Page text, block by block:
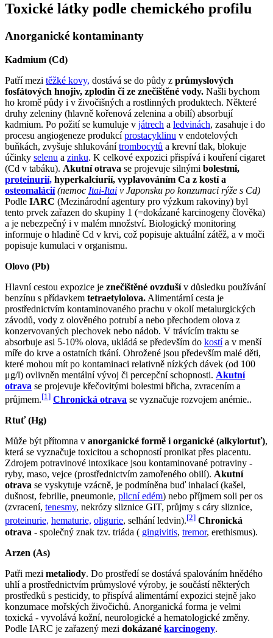
Toxické látky podle chemického profilu
Anorganické kontaminanty
Kadmium (Cd)
Patří mezi těžké kovy, dostává se do půdy z průmyslových
fosfátových hnojiv, zplodin či ze znečištěné vody. Našli bychom
ho kromě půdy i v živočišných a rostlinných produktech. Některé
druhy zeleniny (hlavně kořenová zelenina a obilí) absorbují
kadmium. Po požití se kumuluje v játrech a ledvinách, zasahuje i do
procesu angiogeneze produkcíprostacyklinu v endotelových
buňkách, zvyšuje shlukovánítrombocytů a krevní tlak, blokuje
účinky selenu a zinku. K celkové expozici přispívá i kouření cigaret
(Cd v tabáku). Akutní otrava se projevuje silnými bolestmi,
proteinurií, hyperkalciurií, vyplavováním Ca z kostí a
osteomalácií (nemoc Itai-Itai v Japonsku po konzumaci rýže s Cd)
Podle IARC (Mezinárodní agentury pro výzkum rakoviny) byl
tento prvek zařazen do skupiny 1 (=dokázané karcinogeny člověka)
a je nebezpečný i v malém množství. Biologický monitoring
informuje o hladině Cd v krvi, což popisuje aktuální zátěž, a v moči
popisuje kumulaci v organismu.
Olovo (Pb)
Hlavní cestou expozice je znečištěné ovzdušív důsledku používání
benzínu s přídavkem tetraetylolova. Alimentární cesta je
prostřednictvím kontaminovaného prachu v okolí metalurgických
závodů, vody z olověného potrubí a nebo přechodem olova z
konzervovaných plechovek nebo nádob. V trávícím traktu se
absorbuje asi 5-10% olova, ukládá se především do kostía v menší
míře do krve a ostatních tkání. Ohrožené jsou především malé děti,
které mohou mít po kontaminaci relativně nízkých dávek (od 100
μg/l) ovlivněn mentální vývoj či percepční schopnosti. Akutní
otrava se projevuje křečovitými bolestmi břicha, zvracením a
průjmem.[1 ] Chronická otrava se vyznačuje rozvojem anémie..
Rtuť (Hg)
Může být přítomna v anorganické formě i organické (alkylortuť),
která se vyznačuje toxicitou a schopností pronikat přes placentu.
Zdrojem potravinové intoxikace jsou kontaminované potraviny -
ryby, maso, vejce (prostřednictvím zamořeného obilí). Akutní
otrava se vyskytuje vzácně, je podmíněna buď inhalací (kašel,
dušnost, febrilie, pneumonie, plicní edém) nebo příjmem soli per os
(zvracení, tenesmy, nekrózy sliznice GIT, průjmy s cáry sliznice,
proteinurie, hematurie, oligurie, selhání ledvin).[2] Chronická
otrava - společný znak tzv. triáda ( gingivitis, tremor, erethismus).
Arzen (As)
Patři mezi metaliody. Do prostředí se dostává spalováním hnědého
uhlí a prostřednictvím průmyslové výroby, je součástí některých
prostředků s pesticidy, to přispívá alimentární expozici stejně jako
konzumace mořských živočichů. Anorganická forma je velmi
toxická - vyvolává kožní, neurologické a hematologické změny.
Podle IARC je zařazený mezi dokázané karcinogeny.